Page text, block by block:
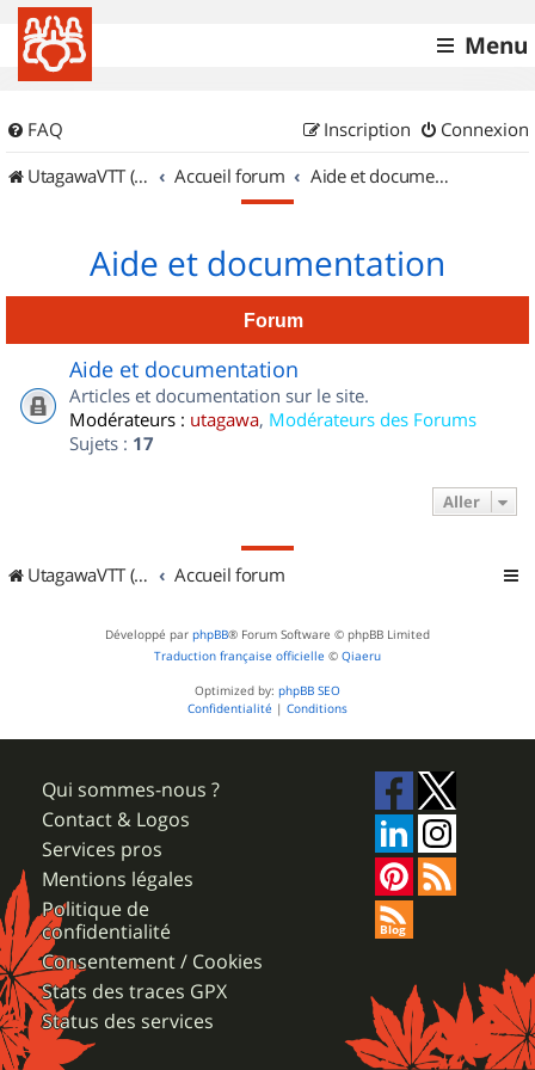
Menu
FAQ Connexion
Inscription
UtagawaVTT (Randos VTT et VTTAE avec traces GPS)
Accueil forum Aide et documentation
Aide et documentation
Forum
Aide et documentation
Articles et documentation sur le site.
Modérateurs : utagawa, Modérateurs des Forums
Sujets : 17
Aller
UtagawaVTT (Randos VTT et VTTAE avec traces GPS) Accueil forum
Développé par phpBB® Forum Software © phpBB Limited
Traduction française officielle © Qiaeru
Optimized by: phpBB SEO
Confidentialité | Conditions
Qui sommes-nous ?
Contact & Logos
Services pros
Mentions légales
Politique de
confidentialité
Consentement / Cookies
Stats des traces GPX
Status des services